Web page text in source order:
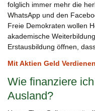
folglich immer mehr die
WhatsApp und den
Freie Demokraten wollen
akademische
Erstausbildung öffnen,
Mit Aktien Geld
Wie finanziere
Ausland?